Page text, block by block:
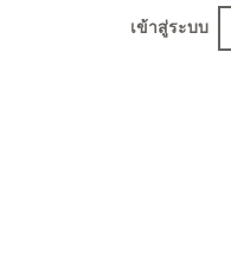
เข้าสู่ระบบ